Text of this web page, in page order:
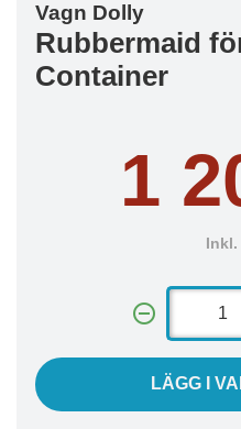
Vagn Dolly
Rubbermaid
Container
1
LÄGG I